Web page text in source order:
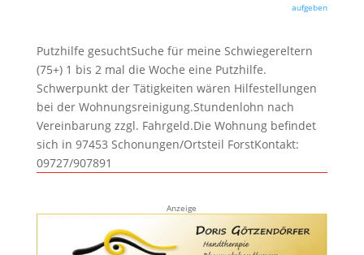
aufgeben
Putzhilfe gesuchtSuche für meine Schwiegereltern
(75+) 1 bis 2 mal die Woche eine Putzhilfe.
Schwerpunkt der Tätigkeiten wären Hilfestellungen
bei der Wohnungsreinigung.Stundenlohn nach
Vereinbarung zzgl. Fahrgeld.Die Wohnung befindet
sich in 97453 Schonungen/Ortsteil ForstKontakt:
09727/907891
Anzeige